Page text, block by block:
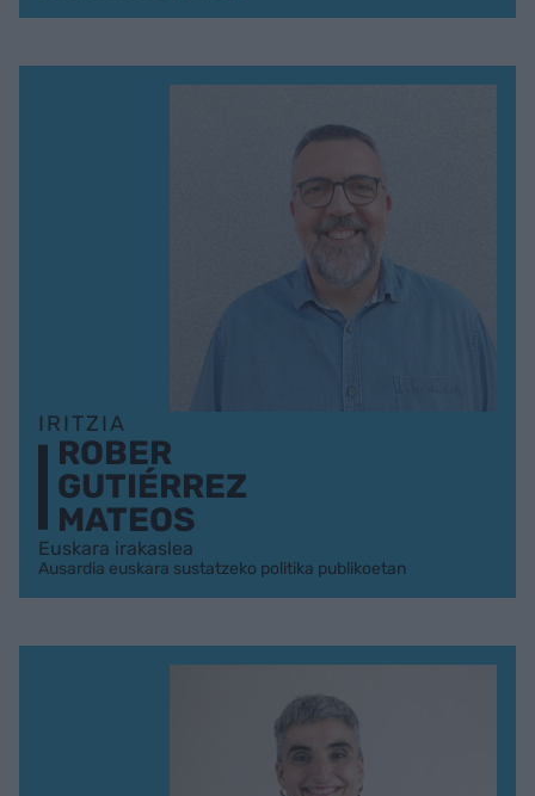
IRITZIA
ROBER
GUTIÉRREZ
MATEOS
Euskara irakaslea
Ausardia euskara sustatzeko politika publikoetan